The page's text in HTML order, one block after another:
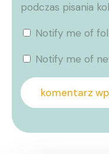
podczas pisania
Notify me of
Notify me of